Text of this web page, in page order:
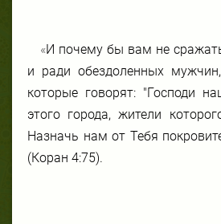
«И почему бы вам не
и ради обездоленных
которые говорят: "Господи
этого города, жители
Назначь нам от Тебя
(Коран 4:75).